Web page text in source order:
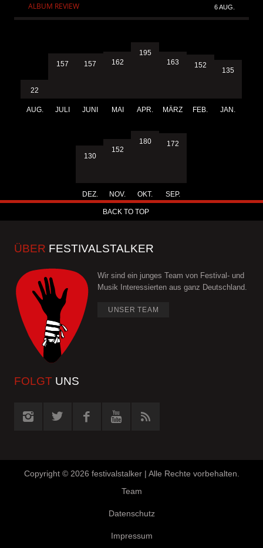
ALBUM REVIEW 6 AUG.
22
AUG.
157
JULI
157
JUNI
162
MAI
195
APR.
163
MÄRZ
152
FEB.
135
JAN.
130
DEZ.
152
NOV.
180
OKT.
172
SEP.
BACK TO TOP
ÜBER FESTIVALSTALKER
Wir sind ein junges Team von Festival- und
Musik Interessierten aus ganz Deutschland.
UNSER TEAM
FOLGT UNS
Copyright © 2026 festivalstalker | Alle Rechte vorbehalten.
Team
Datenschutz
Impressum